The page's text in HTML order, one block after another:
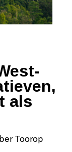
als
Toorop